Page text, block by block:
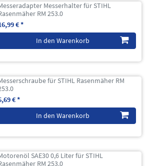
Messerhalter für STIHL
RM 253.0
€ *
In den Warenkorb
für STIHL Rasenmäher RM
€ *
In den Warenkorb
SAE30 0,6 Liter für STIHL
RM 253.0